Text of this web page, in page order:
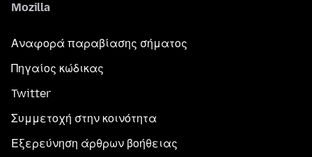
Mozilla
Αναφορά παραβίασης σήματος
Πηγαίος κώδικας
Twitter
Συμμετοχή στην κοινότητα
Εξερεύνηση άρθρων βοήθειας